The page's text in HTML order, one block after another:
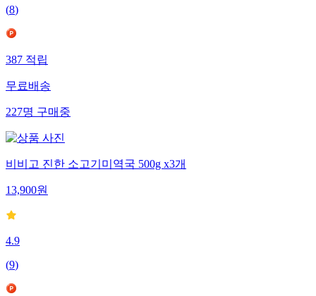
(8)
387적립
무료배송
227명구매중
비비고 진한 소고기미역국 500g x3개
13,900원
4.9
(9)